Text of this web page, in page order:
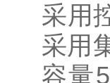
采用
采用
容量